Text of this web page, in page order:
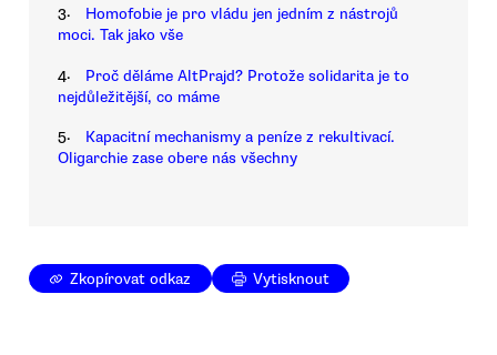
3.
Homofobie je pro vládu jen jedním z nástrojů
moci. Tak jako vše
4.
Proč děláme AltPrajd? Protože solidarita je to
nejdůležitější, co máme
5.
Kapacitní mechanismy a peníze z rekultivací.
Oligarchie zase obere nás všechny
Zkopírovat odkaz Vytisknout